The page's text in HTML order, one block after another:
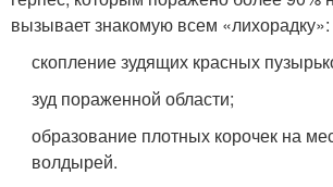
вызывает знакомую всем «лихорадку»:
скопление зудящих красных
зуд пораженной области;
образование плотных корочек на
волдырей.